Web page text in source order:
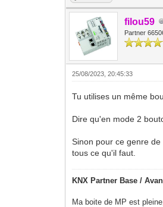
filou59
Partner
25/08/2023, 20:45:33
Tu utilises un même
Dire qu'en mode 2
Sinon pour ce genre
tous ce qu'il faut.
KNX Partner Base /
Ma boite de MP est